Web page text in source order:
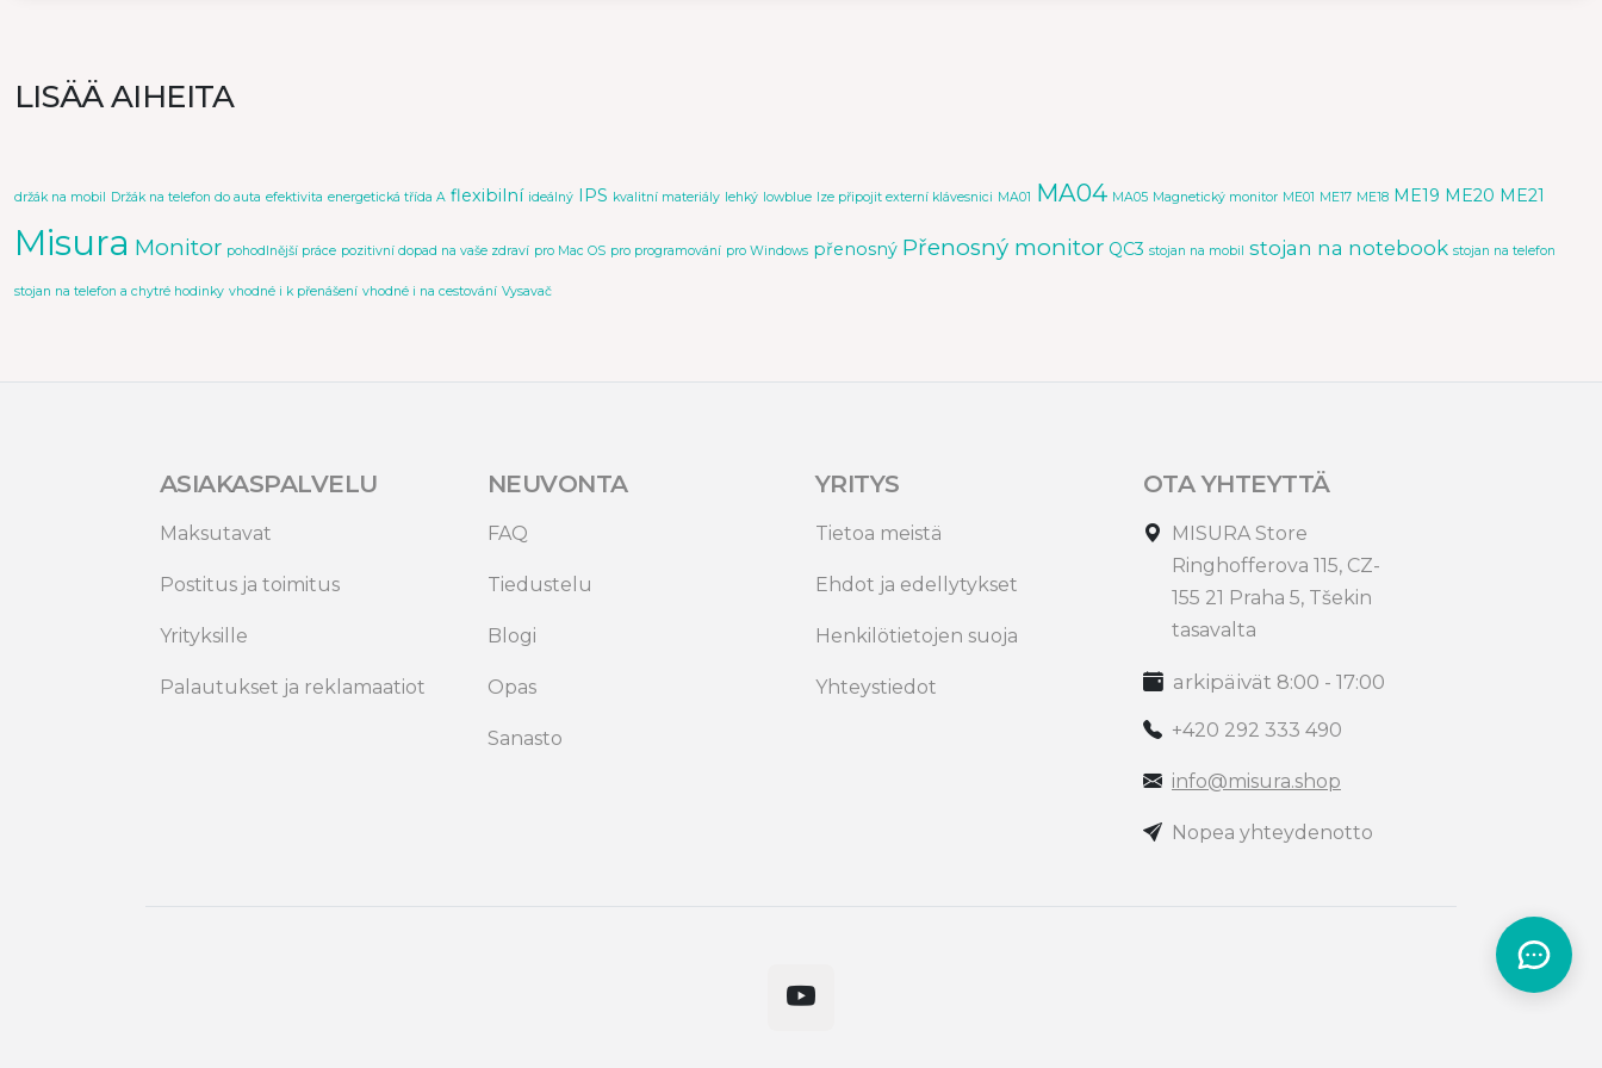
LISÄÄ AIHEITA
držák na mobil Držák na telefon do auta efektivita energetická třída A flexibilní ideálný IPS kvalitní materiály lehký lowblue lze připojit externí klávesnici MA01 MA04 MA05 Magnetický monitor ME01 ME17 ME18 ME19 ME20 ME21
Misura Monitor pohodlnější práce pozitivní dopad na vaše zdraví pro Mac OS pro programování pro Windows přenosný Přenosný monitor QC3 stojan na mobil stojan na notebook stojan na telefon
stojan na telefon a chytré hodinky vhodné i k přenášení vhodné i na cestování Vysavač
ASIAKASPALVELU
Maksutavat
Postitus ja toimitus
Yrityksille
Palautukset ja reklamaatiot
NEUVONTA
FAQ
Tiedustelu
Blogi
Opas
Sanasto
YRITYS
Tietoa meistä
Ehdot ja edellytykset
Henkilötietojen suoja
Yhteystiedot
OTA YHTEYTTÄ
MISURA Store
Ringhofferova 115, CZ-
155 21 Praha 5, Tšekin
tasavalta
arkipäivät 8:00 - 17:00
+420 292 333 490
info@misura.shop
Nopea yhteydenotto